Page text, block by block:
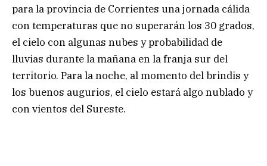
para la provincia de Corrientes una jornada cálida
con temperaturas que no superarán los 30 grados,
el cielo con algunas nubes y probabilidad de
lluvias durante la mañana en la franja sur del
territorio. Para la noche, al momento del brindis y
los buenos augurios, el cielo estará algo nublado y
con vientos del Sureste.